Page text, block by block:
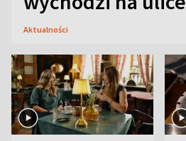
Aktualności